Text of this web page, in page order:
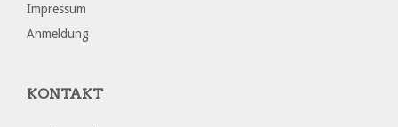
Impressum
Anmeldung
KONTAKT